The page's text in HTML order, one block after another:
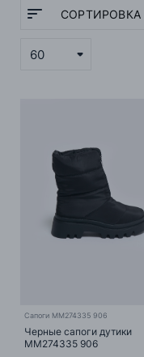
СОРТИРОВКА
60
Сапоги MM274335 906
Черные сапоги дутики
MM274335 906